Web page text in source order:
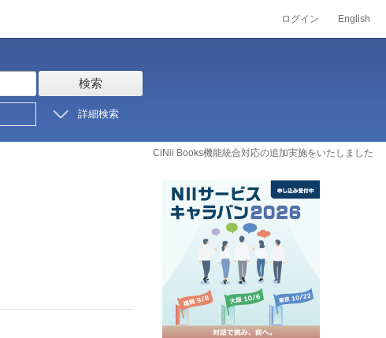
ログイン English
検索
詳細検索
CiNii Books機能統合対応の追加実施をいたしました